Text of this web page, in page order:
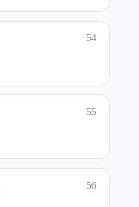
54
55
56